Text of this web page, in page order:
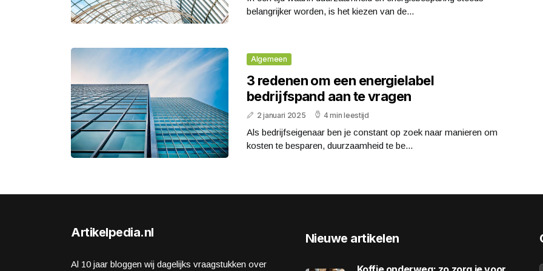
belangrijker worden, is het kiezen van de...
Algemeen
3 redenen om een energielabel
bedrijfspand aan te vragen
2 januari 2025 4 min leestijd
Als bedrijfseigenaar ben je constant op zoek naar manieren om
kosten te besparen, duurzaamheid te be...
Artikelpedia.nl
Al 10 jaar bloggen wij dagelijks vraagstukken over
Nieuwe artikelen